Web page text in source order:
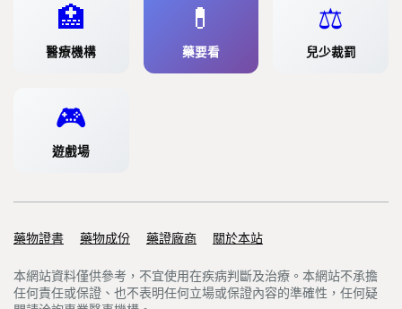
🏥
醫療機構
💊
藥要看
⚖️
兒少裁罰
🎮
遊戲場
Support links
藥物證書 藥物成份 藥證廠商 關於本站
本網站資料僅供參考，不宜使用在疾病判斷及治療。本網站不承擔
任何責任或保證、也不表明任何立場或保證內容的準確性，任何疑